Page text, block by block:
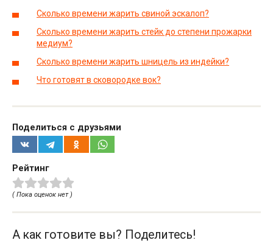
Сколько времени жарить свиной эскалоп?
Сколько времени жарить стейк до степени прожарки
медиум?
Сколько времени жарить шницель из индейки?
Что готовят в сковородке вок?
Поделиться с друзьями
Рейтинг
( Пока оценок нет )
А как готовите вы? Поделитесь!